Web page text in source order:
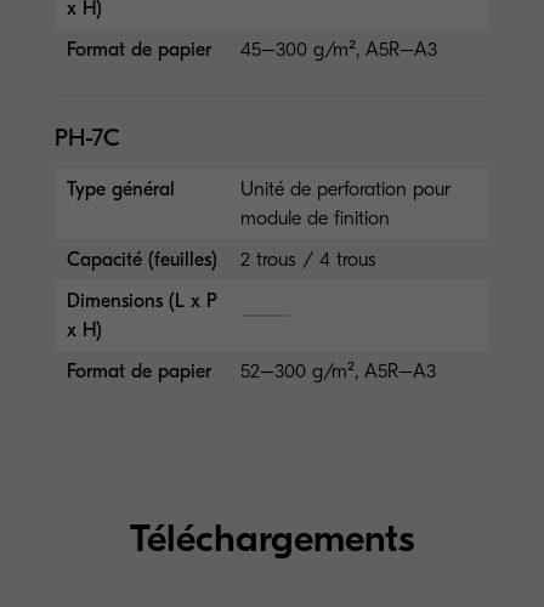
x H)
Format de papier
45–300 g/m², A5R–A3
PH-7C
Type général
Unité de perforation pour
module de finition
Capacité (feuilles)
2 trous / 4 trous
Dimensions (L x P
x H)
Format de papier
52–300 g/m², A5R–A3
Téléchargements